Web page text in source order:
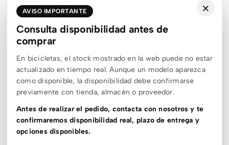
Modalidad
Enduro
Suspensión
Doble suspensión
Otros clientes también vieron…
×
AVISO IMPORTANTE
Consulta disponibilidad antes de
comprar
En bicicletas, el stock mostrado en la web puede no estar
actualizado en tiempo real. Aunque un modelo aparezca
como disponible, la disponibilidad debe confirmarse
previamente con tienda, almacén o proveedor.
Antes de realizar el pedido, contacta con nosotros y te
confirmaremos disponibilidad real, plazo de entrega y
opciones disponibles.